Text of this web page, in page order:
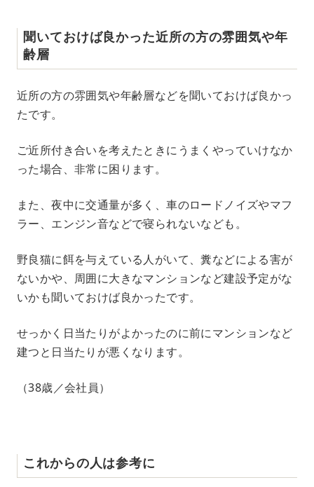
聞いておけば良かった近所の方の雰囲気や年
齢層
近所の方の雰囲気や年齢層などを聞いておけば良かっ
たです。
ご近所付き合いを考えたときにうまくやっていけなか
った場合、非常に困ります。
また、夜中に交通量が多く、車のロードノイズやマフ
ラー、エンジン音などで寝られないなども。
野良猫に餌を与えている人がいて、糞などによる害が
ないかや、周囲に大きなマンションなど建設予定がな
いかも聞いておけば良かったです。
せっかく日当たりがよかったのに前にマンションなど
建つと日当たりが悪くなります。
（38歳／会社員）
これからの人は参考に